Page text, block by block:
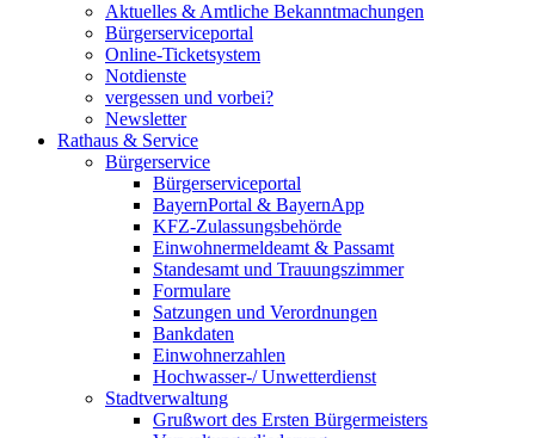
Aktuelles & Amtliche Bekanntmachungen
Bürgerserviceportal
Online-Ticketsystem
Notdienste
vergessen und vorbei?
Newsletter
Rathaus & Service
Bürgerservice
Bürgerserviceportal
BayernPortal & BayernApp
KFZ-Zulassungsbehörde
Einwohnermeldeamt & Passamt
Standesamt und Trauungszimmer
Formulare
Satzungen und Verordnungen
Bankdaten
Einwohnerzahlen
Hochwasser-/ Unwetterdienst
Stadtverwaltung
Grußwort des Ersten Bürgermeisters